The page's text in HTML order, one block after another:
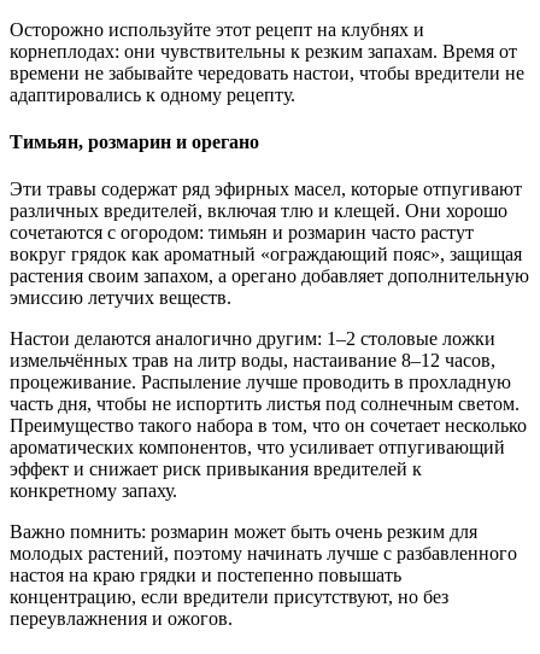
Осторожно используйте этот рецепт на клубнях и
корнеплодах: они чувствительны к резким запахам. Время от
времени не забывайте чередовать настои, чтобы вредители не
адаптировались к одному рецепту.
Тимьян, розмарин и орегано
Эти травы содержат ряд эфирных масел, которые отпугивают
различных вредителей, включая тлю и клещей. Они хорошо
сочетаются с огородом: тимьян и розмарин часто растут
вокруг грядок как ароматный «ограждающий пояс», защищая
растения своим запахом, а орегано добавляет дополнительную
эмиссию летучих веществ.
Настои делаются аналогично другим: 1–2 столовые ложки
измельчённых трав на литр воды, настаивание 8–12 часов,
процеживание. Распыление лучше проводить в прохладную
часть дня, чтобы не испортить листья под солнечным светом.
Преимущество такого набора в том, что он сочетает несколько
ароматических компонентов, что усиливает отпугивающий
эффект и снижает риск привыкания вредителей к
конкретному запаху.
Важно помнить: розмарин может быть очень резким для
молодых растений, поэтому начинать лучше с разбавленного
настоя на краю грядки и постепенно повышать
концентрацию, если вредители присутствуют, но без
переувлажнения и ожогов.